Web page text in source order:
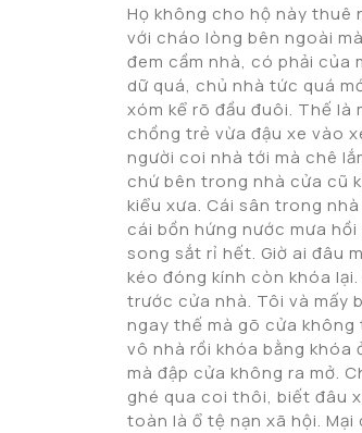
Họ không cho hộ này thuê
với cháo lòng bên ngoài
đem cầm nhà, có phải của
dữ quá, chủ nhà tức quá
xóm kể rõ đầu đuôi. Thế là
chồng trẻ vừa đậu xe vào
người coi nhà tới mà chê
chứ bên trong nhà cửa cũ
kiểu xưa. Cái sân trong
cái bồn hứng nước mưa
song sắt rỉ hết. Giờ ai đâu
kéo đóng kính còn khóa
trước cửa nhà. Tôi và mấy
ngay thế mà gõ cửa
vô nhà rồi khóa bằng
mà đập cửa không ra mở.
ghé qua coi thôi, biết đâu
toàn là ổ tệ nạn xã hội.